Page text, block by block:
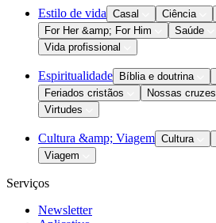
Estilo de vida Casal Ciência
For Her &amp; For Him
Saúde
Vida profissional
Espiritualidade Bíblia e doutrina
Feriados cristãos
Nossas cruzes
Virtudes
Cultura &amp; Viagem Cultura
Viagem
Serviços
Newsletter